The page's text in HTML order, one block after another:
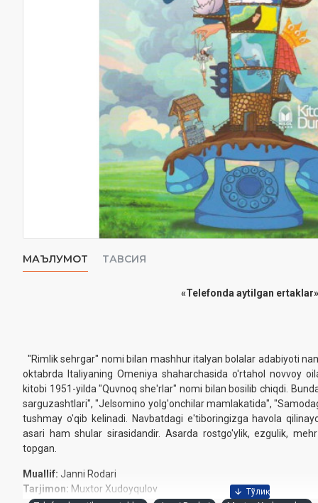
МАЪЛУМОТ ТАВСИЯ
«Telefonda aytilgan ertaklar»‎
"Rimlik sehrgar" nomi bilan mashhur italyan bolalar adabiyoti
oktabrda Italiyaning Omeniya shaharchasida o'rtahol novvoy
kitobi 1951-yilda "Quvnoq she'rlar" nomi bilan bosilib chiqdi.
sarguzashtlari", "Jelsomino yolg'onchilar mamlakatida",
tushmay o'qib kelinadi. Navbatdagi e'tiboringizga havola
asari ham shular sirasidandir. Asarda rostgo'ylik, ezgulik,
topgan.
Muallif: Janni Rodari
Tarjimon: Muxtor Xudoyqulov